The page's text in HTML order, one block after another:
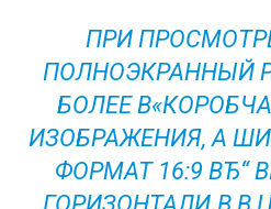
ПРИ
ПОЛНОЭКРАННЫЙ
БОЛЕЕ
ИЗОБРАЖЕНИЯ, А
ФОРМАТ 16:9 ВЂ“